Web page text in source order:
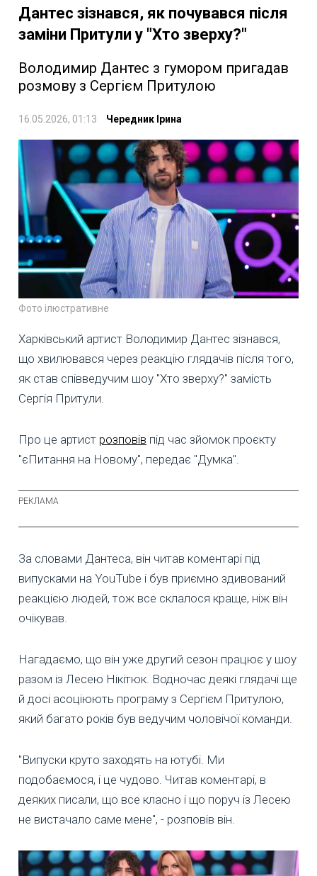
Дантес зізнався, як почувався після
заміни Притули у "Хто зверху?"
Володимир Дантес з гумором пригадав
розмову з Сергієм Притулою
16.05.2026, 01:13 Чередник Ірина
Фото ілюстративне
Харківський артист Володимир Дантес зізнався,
що хвилювався через реакцію глядачів після того,
як став співведучим шоу "Хто зверху?" замість
Сергія Притули.
Про це артист розповів під час зйомок проєкту
"єПитання на Новому", передає "Думка".
За словами Дантеса, він читав коментарі під
випусками на YouTube і був приємно здивований
реакцією людей, тож все склалося краще, ніж він
очікував.
Нагадаємо, що він уже другий сезон працює у шоу
разом із Лесею Нікітюк. Водночас деякі глядачі ще
й досі асоціюють програму з Сергієм Притулою,
який багато років був ведучим чоловічої команди.
"Випуски круто заходять на ютубі. Ми
подобаємося, і це чудово. Читав коментарі, в
деяких писали, що все класно і що поруч із Лесею
не вистачало саме мене", - розповів він.